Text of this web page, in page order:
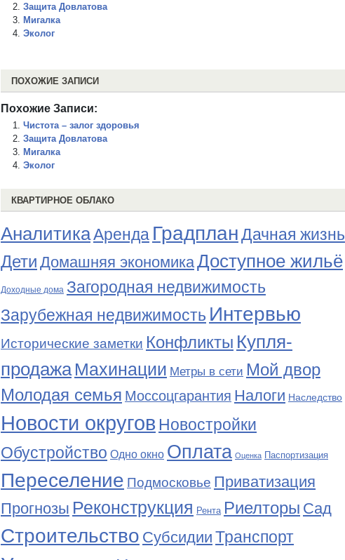
Защита Довлатова
Мигалка
Эколог
ПОХОЖИЕ ЗАПИСИ
Похожие Записи:
Чистота – залог здоровья
Защита Довлатова
Мигалка
Эколог
КВАРТИРНОЕ ОБЛАКО
АналитикаАренда ГрадпланДачная жизнь
Дети Домашняя экономикаДоступное жильё
Доходные дома Загородная недвижимость
Зарубежная недвижимость Интервью
Исторические заметки Конфликты Купля-
продажа Махинации Метры в сети Мой двор
Молодая семья Моссоцгарантия Налоги Наследство
Новости округов Новостройки
Обустройство Одно окно Оплата Оценка Паспортизация
Переселение Подмосковье Приватизация
Прогнозы Реконструкция Рента Риелторы Сад
Строительство Субсидии Транспорт